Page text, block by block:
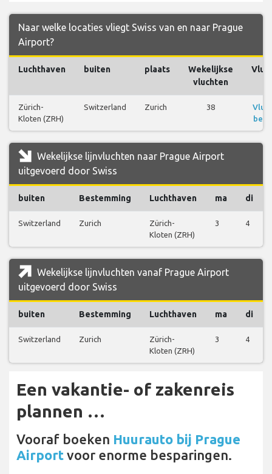
Naar welke locaties vliegt Swiss van en naar Prague
Airport?
Luchthaven buiten plaats
Wekelijkse
vluchten
Zürich-
Kloten (ZRH)
Switzerland Zurich 38
Wekelijkse lijnvluchten naar Prague Airport
uitgevoerd door Swiss
buiten Bestemming Luchthaven ma di
Switzerland Zurich
Zürich-
Kloten (ZRH)
3 4
Wekelijkse lijnvluchten vanaf Prague Airport
uitgevoerd door Swiss
buiten Bestemming Luchthaven ma di
Switzerland Zurich
Zürich-
Kloten (ZRH)
3 4
Een vakantie- of zakenreis
plannen …
Vooraf boeken Huurauto bij Prague
Airport voor enorme besparingen.